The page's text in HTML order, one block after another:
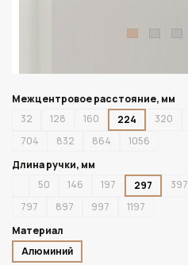
Межцентровое расстояние, мм
32
128 160 224 320
704
832 864
1056
Длина ручки, мм
50
146 197 297 397
797
897 997
1197
Материал
Алюминий